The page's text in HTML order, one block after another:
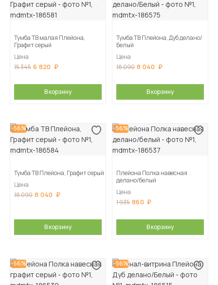
Тумба ТВ малая Плейона,
Графит серый
Цена
15 345 6 820
В корзину
Тумба ТВ Плейона, Дуб делано/
Белый
Цена
18 090 8 040
В корзину
-56%
Тумба ТВ Плейона, Графит серый
Цена
18 090 8 040
В корзину
-56%
Плейона Полка навесная
делано/белый
Цена
1 935 860
В корзину
-56% -56%